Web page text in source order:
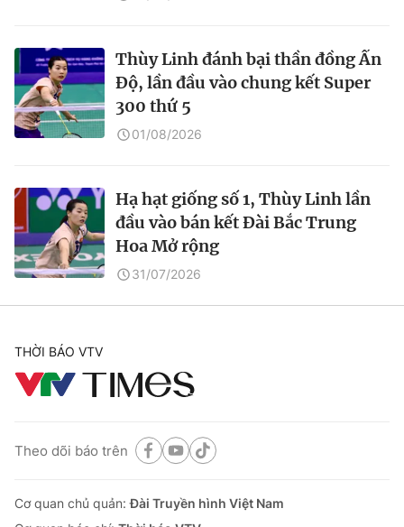
Thùy Linh đánh bại thần đồng Ấn
Độ, lần đầu vào chung kết Super
300 thứ 5
01/08/2026
Hạ hạt giống số 1, Thùy Linh lần
đầu vào bán kết Đài Bắc Trung
Hoa Mở rộng
31/07/2026
THỜI BÁO VTV
Theo dõi báo trên
Cơ quan chủ quản:Đài Truyền hình Việt Nam